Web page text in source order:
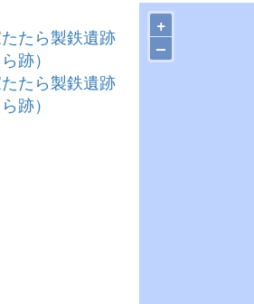
たら製鉄遺跡
跡）
たら製鉄遺跡
跡）
+
–